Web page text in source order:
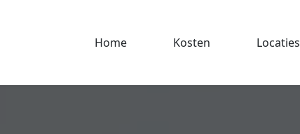
Home Kosten Locaties